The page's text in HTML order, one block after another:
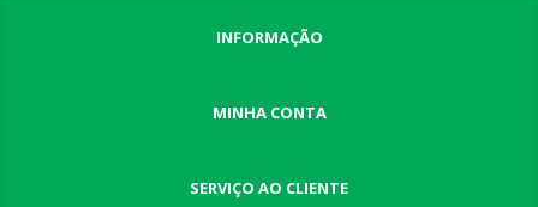
INFORMAÇÃO
MINHA CONTA
SERVIÇO AO CLIENTE